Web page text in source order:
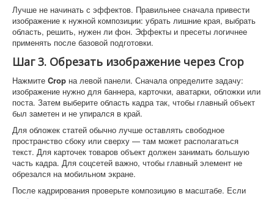
Лучше не начинать с эффектов. Правильнее сначала привести
изображение к нужной композиции: убрать лишние края, выбрать
область, решить, нужен ли фон. Эффекты и пресеты логичнее
применять после базовой подготовки.
Шаг 3. Обрезать изображение через Crop
Нажмите Crop на левой панели. Сначала определите задачу:
изображение нужно для баннера, карточки, аватарки, обложки или
поста. Затем выберите область кадра так, чтобы главный объект
был заметен и не упирался в край.
Для обложек статей обычно лучше оставлять свободное
пространство сбоку или сверху — там может располагаться
текст. Для карточек товаров объект должен занимать большую
часть кадра. Для соцсетей важно, чтобы главный элемент не
обрезался на мобильном экране.
После кадрирования проверьте композицию в масштабе. Если